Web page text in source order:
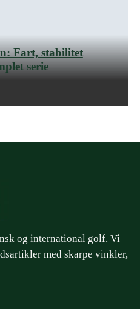
Fart, stabilitet
serie
og international golf. Vi
med skarpe vinkler,